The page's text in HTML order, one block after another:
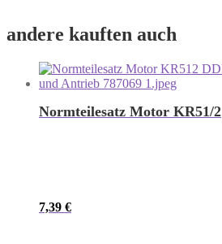
andere kauften auch
Normteilesatz Motor KR51/2
7,39 €